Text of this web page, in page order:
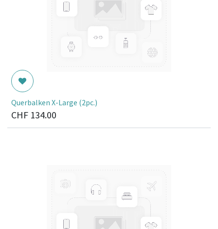
Querbalken X-Large (2pc.)
CHF 134.00